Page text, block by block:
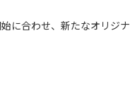
に合わせ、新たなオリジナ